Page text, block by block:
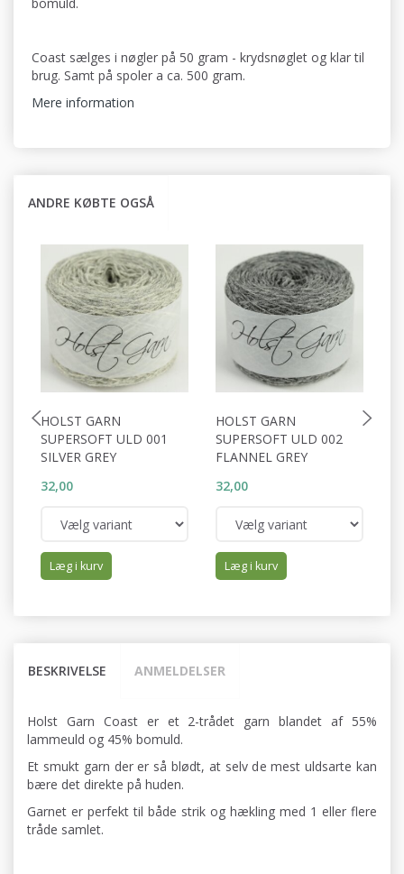
bomuld.
Coast sælges i nøgler på 50 gram - krydsnøglet og klar til
brug. Samt på spoler a ca. 500 gram.
Mere information
ANDRE KØBTE OGSÅ
HOLST GARN
SUPERSOFT ULD 001
SILVER GREY
32,00
Læg i kurv
HOLST GARN
SUPERSOFT ULD 002
FLANNEL GREY
32,00
Læg i kurv
BESKRIVELSE ANMELDELSER
Holst Garn Coast er et 2-trådet garn blandet af 55%
lammeuld og 45% bomuld.
Et smukt garn der er så blødt, at selv de mest uldsarte kan
bære det direkte på huden.
Garnet er perfekt til både strik og hækling med 1 eller flere
tråde samlet.